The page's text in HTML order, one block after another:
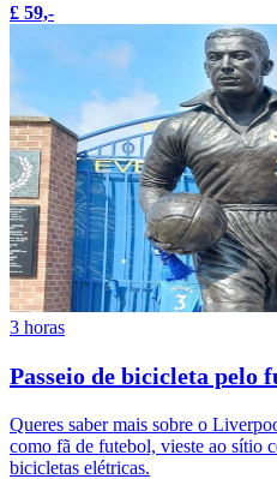
£ 59,-
3 horas
Passeio de bicicleta pelo
Queres saber mais sobre o
como fã de futebol, vieste ao sítio
bicicletas elétricas.